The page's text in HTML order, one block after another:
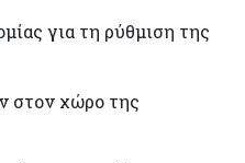
για τη ρύθμιση της
στον χώρο της